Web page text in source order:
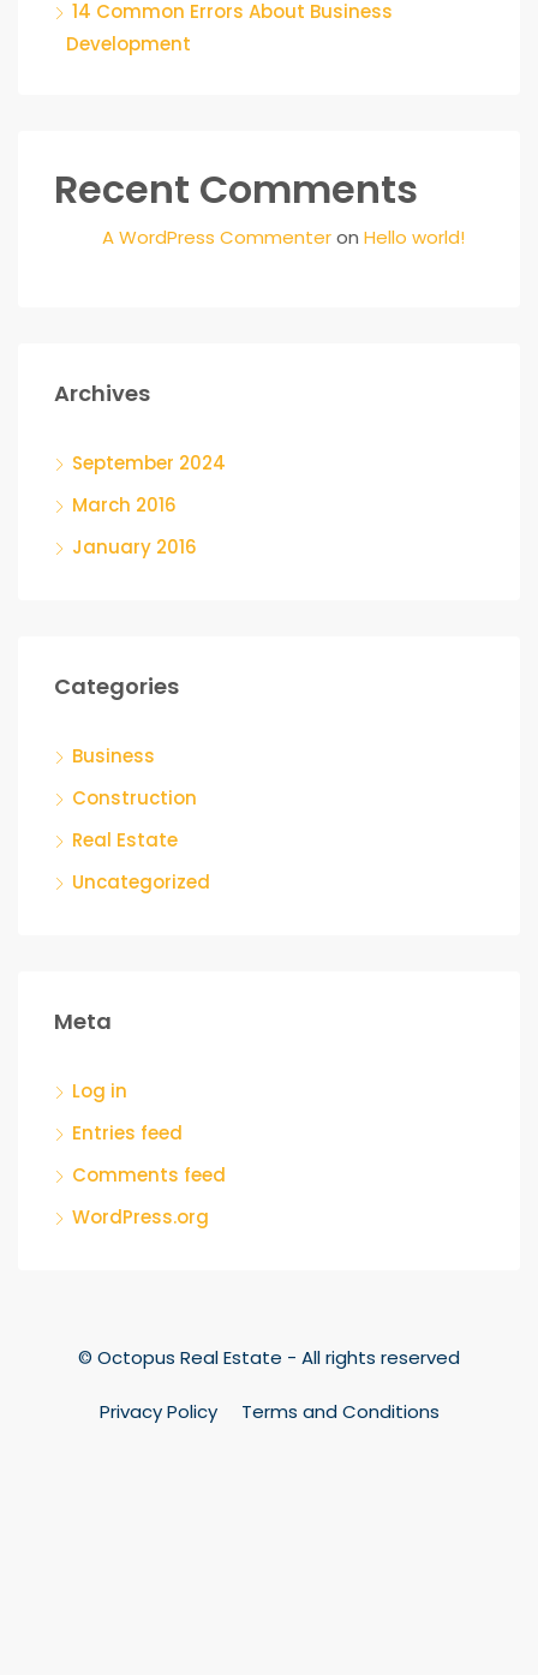
14 Common Errors About Business
Development
Recent Comments
A WordPress Commenteron Hello world!
Archives
September 2024
March 2016
January 2016
Categories
Business
Construction
Real Estate
Uncategorized
Meta
Log in
Entries feed
Comments feed
WordPress.org
© Octopus Real Estate - All rights reserved
Privacy Policy Terms and Conditions